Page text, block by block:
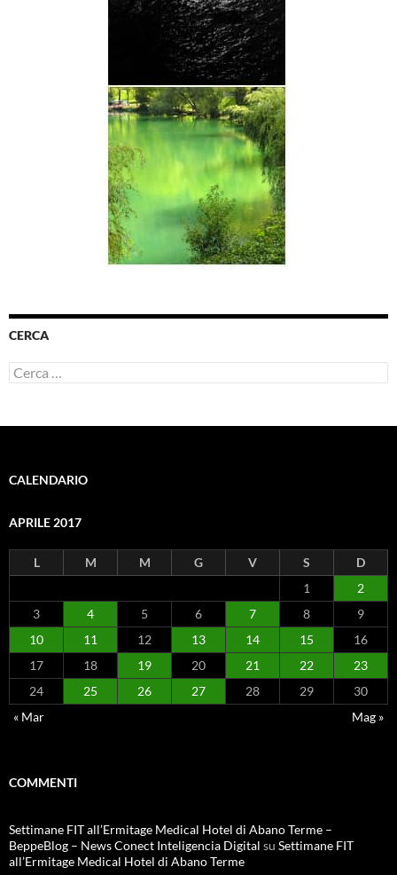
CERCA
Ricerca
per:
CALENDARIO
APRILE 2017
L M M G V S
D
1
2
3
4 5 6 7 8
9
10
11 12 13 14 15
16
17
18 19 20 21 22
23
24
25 26 27 28 29
30
« Mar
Mag »
COMMENTI
Settimane FIT all’Ermitage Medical Hotel di Abano Terme –
BeppeBlog – News Conect Inteligencia Digital su Settimane FIT
all’Ermitage Medical Hotel di Abano Terme